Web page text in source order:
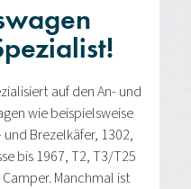
auf den An- und
wie beispielsweise
Brezelkäfer, 1302,
bis 1967, T2, T3/T25
Manchmal ist